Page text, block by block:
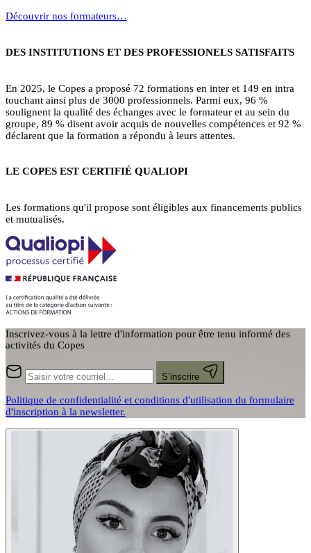
Découvrir nos formateurs…
DES INSTITUTIONS ET DES PROFESSIONELS SATISFAITS
En 2025, le Copes a proposé 72 formations en inter et 149 en intra
touchant ainsi plus de 3000 professionnels. Parmi eux, 96 %
soulignent la qualité des échanges avec le formateur et au sein du
groupe, 89 % disent avoir acquis de nouvelles compétences et 92 %
déclarent que la formation a répondu à leurs attentes.
LE COPES EST CERTIFIÉ QUALIOPI
Les formations qu'il propose sont éligibles aux financements publics
et mutualisés.
Inscrivez-vous à la lettre d'information pour être tenu informé des
activités du Copes
S’inscrire
Politique de confidentialité et conditions d'utilisation du formulaire
d'inscription à la newsletter.